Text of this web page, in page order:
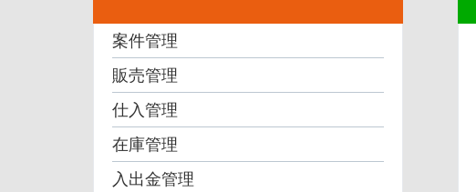
案件管理
販売管理
仕入管理
在庫管理
入出金管理